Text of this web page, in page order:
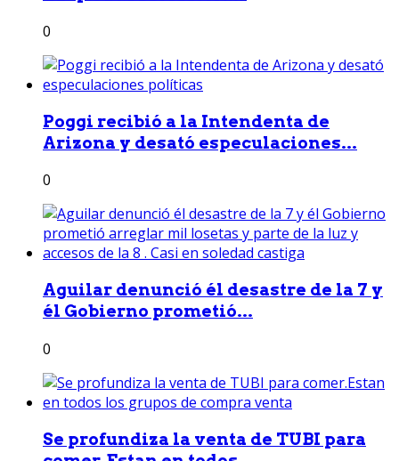
0
Poggi recibió a la Intendenta de
Arizona y desató especulaciones...
0
Aguilar denunció él desastre de la 7 y
él Gobierno prometió...
0
Se profundiza la venta de TUBI para